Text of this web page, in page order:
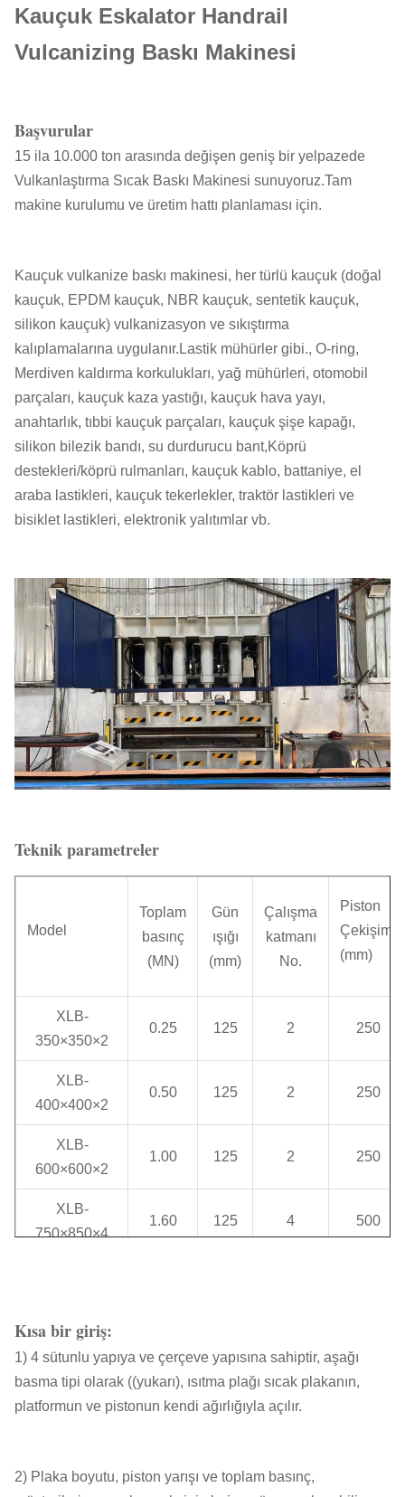
Kauçuk Eskalator Handrail
Vulcanizing Baskı Makinesi
Başvurular
15 ila 10.000 ton arasında değişen geniş bir yelpazede
Vulkanlaştırma Sıcak Baskı Makinesi sunuyoruz.Tam
makine kurulumu ve üretim hattı planlaması için.
Kauçuk vulkanize baskı makinesi, her türlü kauçuk (doğal
kauçuk, EPDM kauçuk, NBR kauçuk, sentetik kauçuk,
silikon kauçuk) vulkanizasyon ve sıkıştırma
kalıplamalarına uygulanır.Lastik mühürler gibi., O-ring,
Merdiven kaldırma korkulukları, yağ mühürleri, otomobil
parçaları, kauçuk kaza yastığı, kauçuk hava yayı,
anahtarlık, tıbbi kauçuk parçaları, kauçuk şişe kapağı,
silikon bilezik bandı, su durdurucu bant,Köprü
destekleri/köprü rulmanları, kauçuk kablo, battaniye, el
araba lastikleri, kauçuk tekerlekler, traktör lastikleri ve
bisiklet lastikleri, elektronik yalıtımlar vb.
Teknik parametreler
Model
Toplam
basınç
(MN)
Gün
ışığı
(mm)
Çalışma
katmanı
No.
Piston
Çekişimi
(mm)
XLB-
350×350×2
0.25 125 2 250
XLB-
400×400×2
0.50 125 2 250
XLB-
600×600×2
1.00 125 2 250
XLB-
750×850×4
1.60 125 4 500
XLB-
1200×1200×1
1
XLB-
5.60 400 1
8.00 800 1
Kısa bir giriş:
1) 4 sütunlu yapıya ve çerçeve yapısına sahiptir, aşağı
basma tipi olarak ((yukarı), ısıtma plağı sıcak plakanın,
platformun ve pistonun kendi ağırlığıyla açılır.
2) Plaka boyutu, piston yarışı ve toplam basınç,